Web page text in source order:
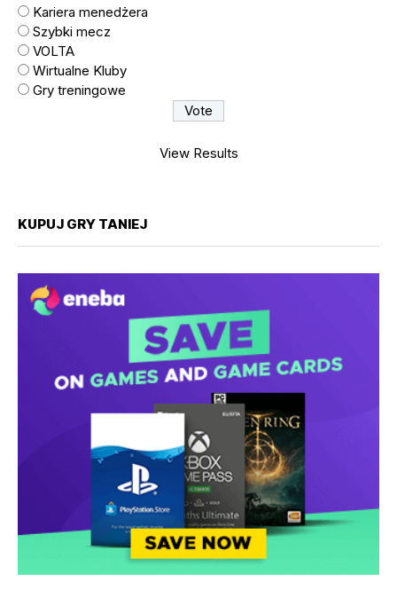
Kariera menedżera
Szybki mecz
VOLTA
Wirtualne Kluby
Gry treningowe
View Results
KUPUJ GRY TANIEJ